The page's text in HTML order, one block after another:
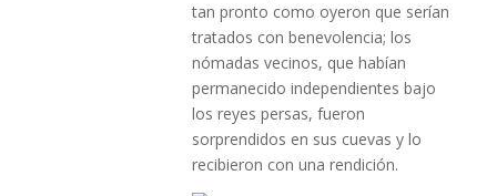
tan pronto como oyeron que serían
tratados con benevolencia; los
nómadas vecinos, que habían
permanecido independientes bajo
los reyes persas, fueron
sorprendidos en sus cuevas y lo
recibieron con una rendición.